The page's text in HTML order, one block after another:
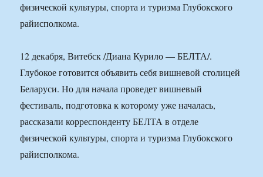
физической культуры, спорта и туризма Глубокского
райисполкома.
12 декабря, Витебск /Диана Курило — БЕЛТА/.
Глубокое готовится объявить себя вишневой столицей
Беларуси. Но для начала проведет вишневый
фестиваль, подготовка к которому уже началась,
рассказали корреспонденту БЕЛТА в отделе
физической культуры, спорта и туризма Глубокского
райисполкома.